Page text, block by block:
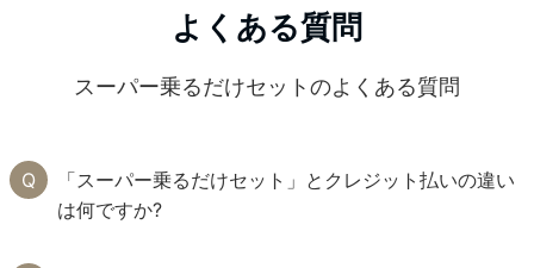
よくある質問
スーパー乗るだけセットのよくある質問
「スーパー乗るだけセット」とクレジット払いの違い
は何ですか?